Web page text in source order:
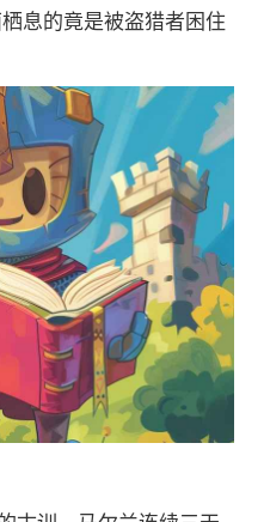
息的竟是被盗猎者困住